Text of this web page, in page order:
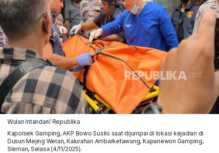
Wulan Intandari/ Republika
Kapolsek Gamping, AKP Bowo Susilo saat dijumpai di lokasi kejadian di
Dusun Mejing Wetan, Kalurahan Ambarketawang, Kapanewon Gamping,
Sleman, Selasa (4/11/2025).